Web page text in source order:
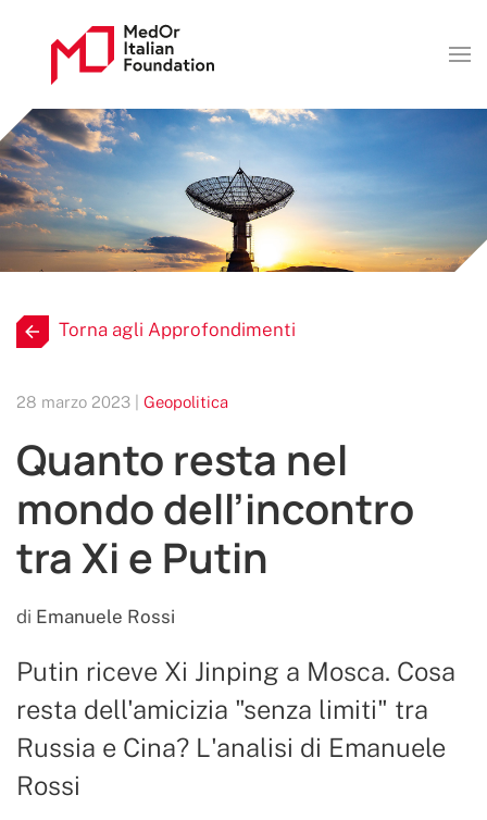
Torna agli Approfondimenti
28 marzo 2023 | Geopolitica
Quanto resta nel
mondo dell’incontro
tra Xi e Putin
di Emanuele Rossi
Putin riceve Xi Jinping a Mosca. Cosa
resta dell'amicizia "senza limiti" tra
Russia e Cina? L'analisi di Emanuele
Rossi